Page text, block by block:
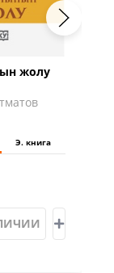
жолу
Э. книга